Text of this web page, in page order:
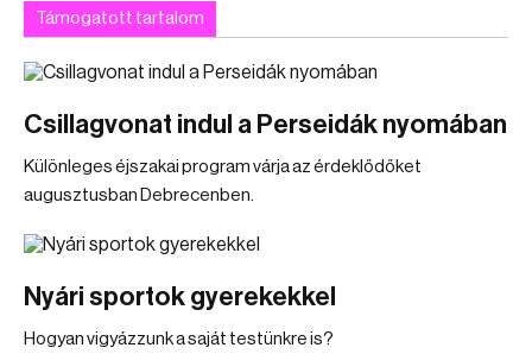
Támogatott tartalom
Csillagvonat indul a Perseidák nyomában
Különleges éjszakai program várja az érdeklődőket
augusztusban Debrecenben.
Nyári sportok gyerekekkel
Hogyan vigyázzunk a saját testünkre is?